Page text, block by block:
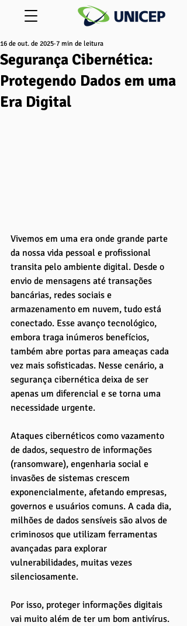
Segurança Cibernética:
Protegendo Dados em uma
Era Digital
16 de out. de 2025 7 min de leitura
Vivemos em uma era onde grande parte
da nossa vida pessoal e profissional
transita pelo ambiente digital. Desde o
envio de mensagens até transações
bancárias, redes sociais e
armazenamento em nuvem, tudo está
conectado. Esse avanço tecnológico,
embora traga inúmeros benefícios,
também abre portas para ameaças cada
vez mais sofisticadas. Nesse cenário, a
segurança cibernética deixa de ser
apenas um diferencial e se torna uma
necessidade urgente.
Ataques cibernéticos como vazamento
de dados, sequestro de informações
(ransomware), engenharia social e
invasões de sistemas crescem
exponencialmente, afetando empresas,
governos e usuários comuns. A cada dia,
milhões de dados sensíveis são alvos de
criminosos que utilizam ferramentas
avançadas para explorar
vulnerabilidades, muitas vezes
silenciosamente.
Por isso, proteger informações digitais
vai muito além de ter um bom antivírus.